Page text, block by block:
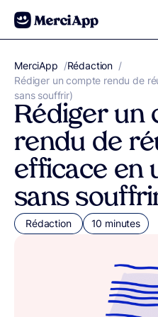
Aller au contenu
MerciApp correcteur orthographe
/Rédaction /
Rédiger un compte rendu de
sans souffrir)
Rédiger un
rendu de
efficace en
sans
Rédaction 10 minutes